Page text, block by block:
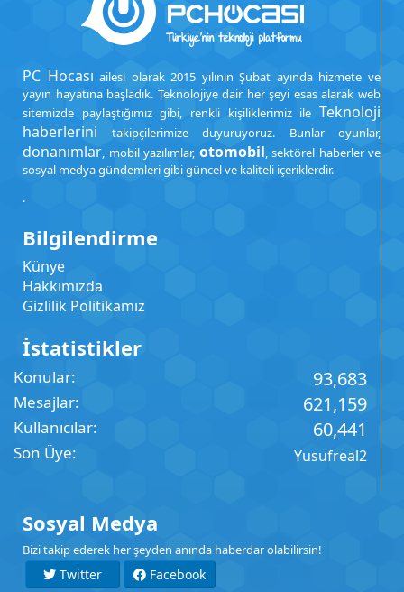
PC Hocası ailesi olarak 2015 yılının Şubat ayında hizmete ve
yayın hayatına başladık. Teknolojiye dair her şeyi esas alarak web
sitemizde paylaştığımız gibi, renkli kişiliklerimiz ile Teknoloji
haberlerini takipçilerimize duyuruyoruz. Bunlar oyunlar,
donanımlar, mobil yazılımlar, otomobil, sektörel haberler ve
sosyal medya gündemleri gibi güncel ve kaliteli içeriklerdir.
.
Bilgilendirme
Künye
Hakkımızda
Gizlilik Politikamız
İstatistikler
Konular 93,683
Mesajlar 621,159
Kullanıcılar 60,441
Son Üye Yusufreal2
Sosyal Medya
Bizi takip ederek her şeyden anında haberdar olabilirsin!
Twitter Facebook